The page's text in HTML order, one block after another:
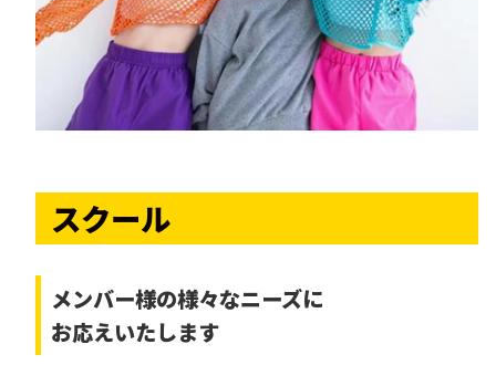
スクール
メンバー様の様々なニーズに
お応えいたします